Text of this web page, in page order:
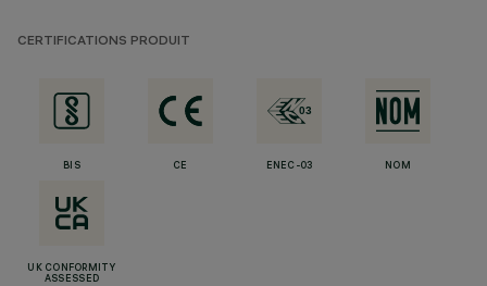
CERTIFICATIONS PRODUIT
BIS CE ENEC-03 NOM
UK CONFORMITY
ASSESSED